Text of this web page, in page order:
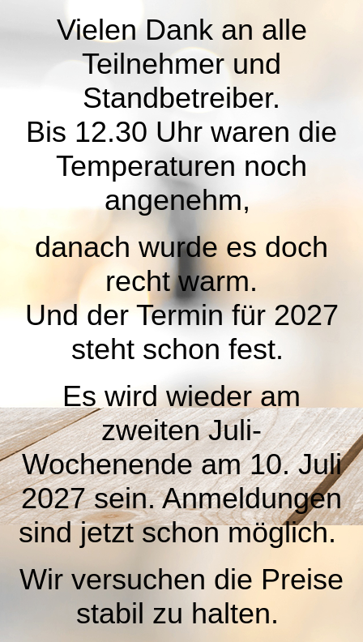
Vielen Dank an alle
Teilnehmer und
Standbetreiber.
Bis 12.30 Uhr waren die
Temperaturen noch
angenehm,
danach wurde es doch
recht warm.
Und der Termin für 2027
steht schon fest.
Es wird wieder am
zweiten Juli-
Wochenende am 10. Juli
2027 sein. Anmeldungen
sind jetzt schon möglich.
Wir versuchen die Preise
stabil zu halten.